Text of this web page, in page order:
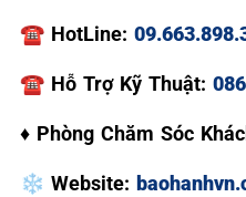
☎️ HotLine:
☎ Hỗ Trợ Kỹ Thuật:
♦ Phòng Chăm Sóc
❄️ Website: